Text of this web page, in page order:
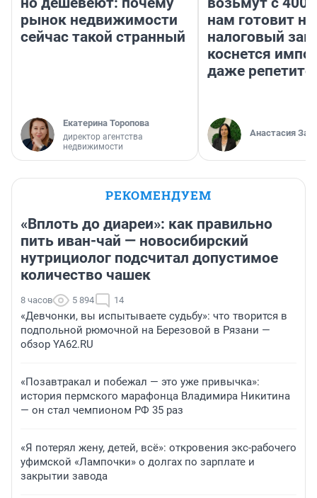
рынок недвижимости
сейчас такой странный
Екатерина Торопова
директор агентства
недвижимости
нам готовит
налоговый
коснется
даже
Анастасия
РЕКОМЕНДУЕМ
«Вплоть до диареи»: как правильно
пить иван-чай — новосибирский
нутрициолог подсчитал допустимое
количество чашек
8 часов 5 894 14
«Девчонки, вы испытываете судьбу»: что творится в
подпольной рюмочной на Березовой в Рязани —
обзор YA62.RU
«Позавтракал и побежал — это уже привычка»:
история пермского марафонца Владимира Никитина
— он стал чемпионом РФ 35 раз
«Я потерял жену, детей, всё»: откровения экс-рабочего
уфимской «Лампочки» о долгах по зарплате и
закрытии завода